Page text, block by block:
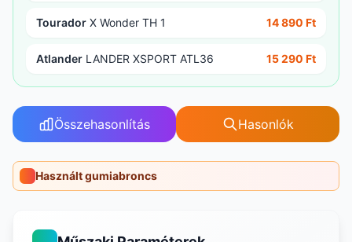
Tourador X Wonder TH 1 14 890 Ft
Atlander LANDER XSPORT ATL36 15 290 Ft
Összehasonlítás Hasonlók
Használt gumiabroncs